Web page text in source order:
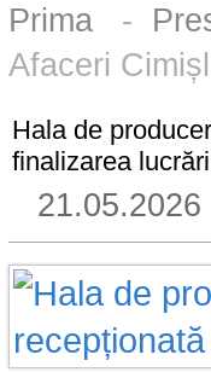
Prima -
Afaceri
Hala de
finalizarea
21.05.2026